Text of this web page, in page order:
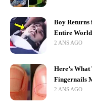
Boy Returns
Entire World
2 ANS AGO
Here’s
Fingernails
2 ANS AGO